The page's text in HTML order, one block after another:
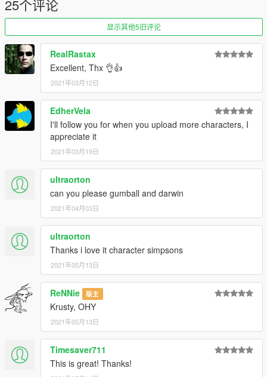
25个评论
显示其他5旧评论
RealRastax
Excellent, Thx 👌👍
2021年03月12日
EdherVela
I'll follow you for when you upload more characters, I
appreciate it
2021年03月19日
ultraorton
can you please gumball and darwin
2021年04月03日
ultraorton
Thanks i love it character simpsons
2021年05月13日
ReNNie 版主
Krusty, OHY
2021年05月13日
Timesaver711
This is great! Thanks!